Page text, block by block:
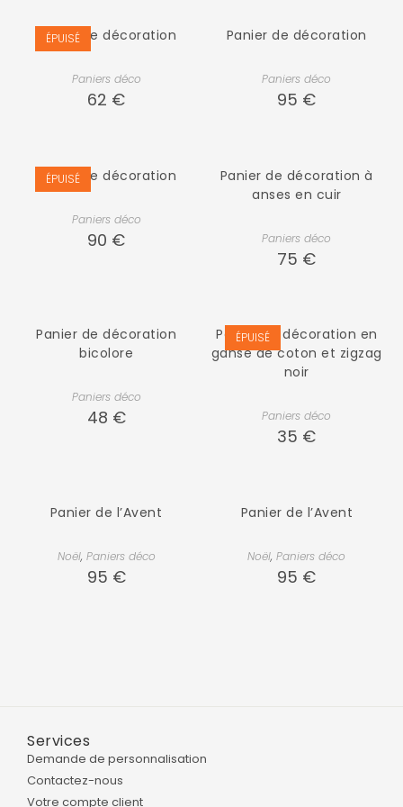
ÉPUISÉ
Panier de décoration
Paniers déco
62 €
Panier de décoration
Paniers déco
95 €
ÉPUISÉ
Panier de décoration
Paniers déco
90 €
Panier de décoration à
anses en cuir
Paniers déco
75 €
Panier de décoration
bicolore
Paniers déco
48 €
ÉPUISÉ
Panier de décoration en
ganse de coton et zigzag
noir
Paniers déco
35 €
Panier de l’Avent
Noël, Paniers déco
95 €
Panier de l’Avent
Noël,Paniers déco
95 €
Services
Demande de personnalisation
Contactez-nous
Votre compte client